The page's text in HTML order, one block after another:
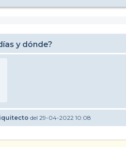
y dónde?
del 29-04-2022 10:08